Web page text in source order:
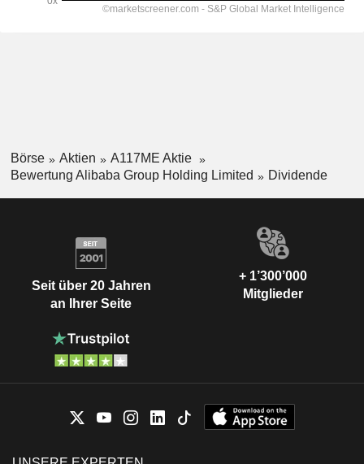
Börse Aktien
A117ME Aktie
Bewertung Alibaba Group Holding Limited
Dividende
Seit über 20 Jahren
an Ihrer Seite
+ 1’300’000
Mitglieder